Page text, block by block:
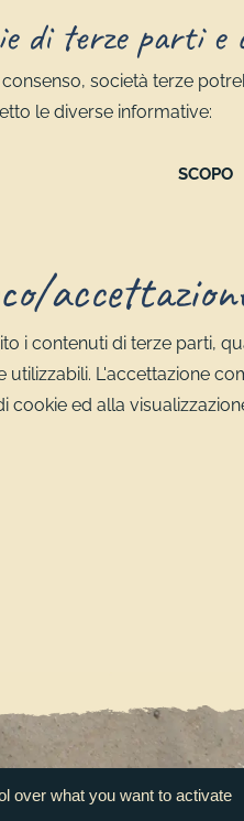
di terze parti e
società terze
le diverse informative:
SCOPO
i contenuti di terze parti,
L'accettazione
cookie ed alla
over what you want to activate